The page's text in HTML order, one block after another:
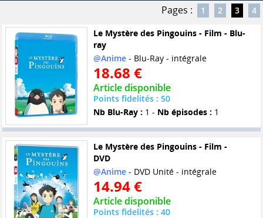
Pages :
1 2 3 4
Le Mystère des Pingouins - Film - Blu-
ray
@Anime- Blu-Ray - intégrale
18.68 €
Article disponible
Points fidelités : 50
Nb Blu-Ray : 1 - Nb épisodes : 1
Le Mystère des Pingouins - Film -
DVD
@Anime- DVD Unité - intégrale
14.94 €
Article disponible
Points fidelités : 40